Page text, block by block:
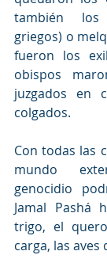
también
griegos) o
fueron los
obispos
juzgados en
colgados.
Con todas las
mundo
genocidio
Jamal Pashá
trigo, el
carga, las aves